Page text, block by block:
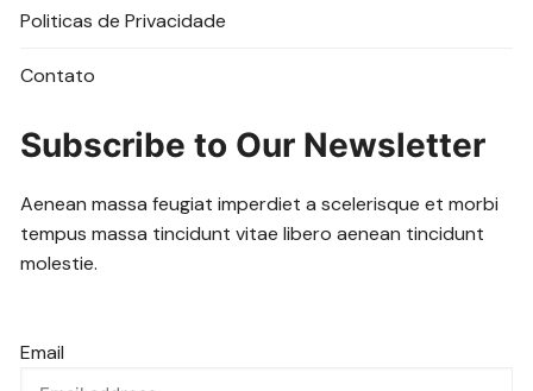
Politicas de Privacidade
Contato
Subscribe to Our Newsletter
Aenean massa feugiat imperdiet a scelerisque et morbi
tempus massa tincidunt vitae libero aenean tincidunt
molestie.
Email